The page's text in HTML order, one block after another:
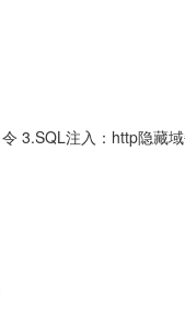
令 3.SQL注入：http隐